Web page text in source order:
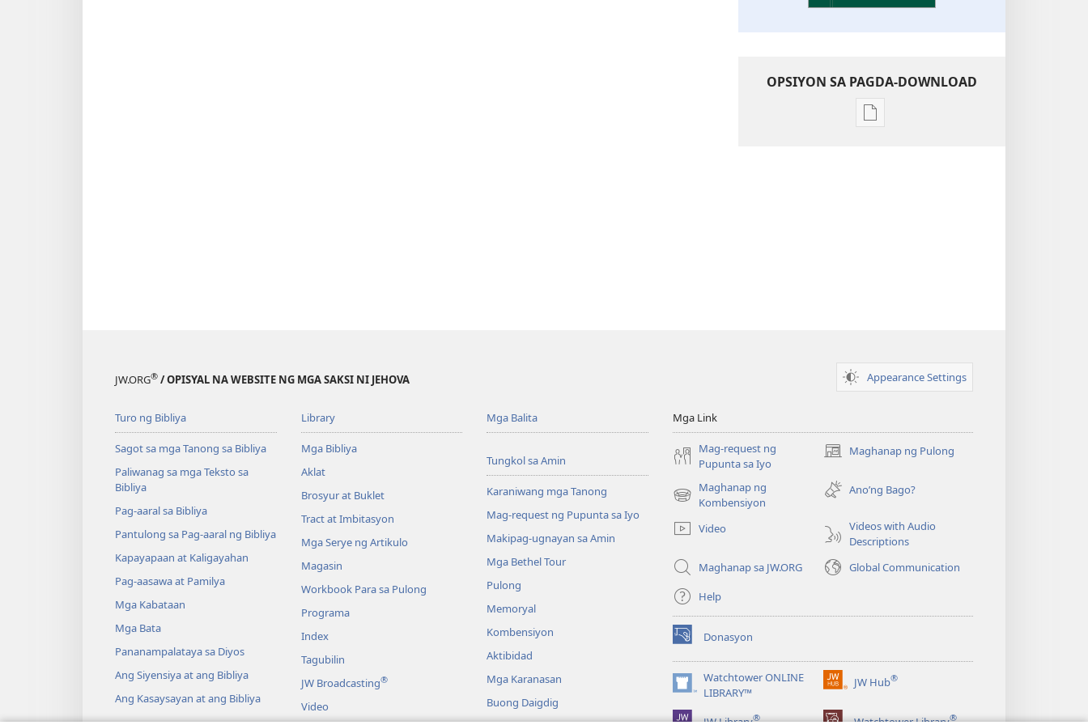
OPSIYON SA PAGDA-DOWNLOAD
Opsiyon
JW.ORG® / OPISYAL NA WEBSITE NG MGA SAKSI NI JEHOVA Appearance Settings
Turo ng Bibliya
Sagot sa mga Tanong sa Bibliya
Paliwanag sa mga Teksto sa
Bibliya
Pag-aaral sa Bibliya
Pantulong sa Pag-aaral ng Bibliya
Kapayapaan at Kaligayahan
Pag-aasawa at Pamilya
Mga Kabataan
Mga Bata
Pananampalataya sa Diyos
Ang Siyensiya at ang Bibliya
Ang Kasaysayan at ang Bibliya
Library
Mga Bibliya
Aklat
Brosyur at Buklet
Tract at Imbitasyon
Mga Serye ng Artikulo
Magasin
Workbook Para sa Pulong
Programa
Index
Tagubilin
JW Broadcasting®
Video
Mga Balita
Tungkol sa Amin
Karaniwang mga Tanong
Mag-request ng Pupunta sa Iyo
Makipag-ugnayan sa Amin
Mga Bethel Tour
Pulong
Memoryal
Kombensiyon
Aktibidad
Mga Karanasan
Buong Daigdig
Mga Link
Mag-request ng
Pupunta sa Iyo
Maghanap ng Pulong
(may
na
window)
Maghanap ng
Kombensiyon
(may
na
window)
Ano’ng Bago?
Video
Videos with Audio
Descriptions
Maghanap sa JW.ORG
Global Communication
Help
Donasyon
(may
bubukas
na
bagong
Watchtower ONLINE
LIBRARY™
(may
bubukas
JW Hub®
(may
na
JW Library® Watchtower Library®